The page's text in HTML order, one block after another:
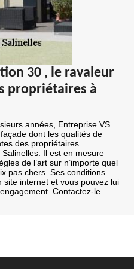
30 , le ravaleur
propriétaires à
années, Entreprise VS
dont les qualités de
des propriétaires
Il est en mesure
de l’art sur n’importe quel
pas chers. Ses conditions
internet et vous pouvez lui
Contactez-le